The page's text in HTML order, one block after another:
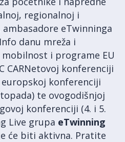
regionalnoj i
eTwinninga
danu mreža i
i programe EU
CARNetovoj konferenciji
europskoj konferenciji
te ovogodišnjoj
konferenciji (4. i 5.
Live grupa eTwinning
će biti aktivna. Pratite